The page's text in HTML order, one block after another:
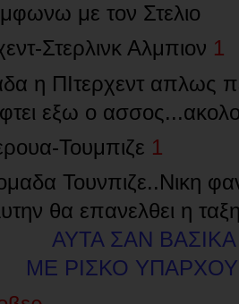
με τον Στελιο
Στερλινκ Αλμπιον 1
η ΠΙτερχεντ απλως
εξω ο
Τουμπιζε 1
Τουνπιζε..Νικη
θα επανελθει η
ΑΥΤΑ ΣΑΝ
ΜΕ ΡΙΣΚΟ